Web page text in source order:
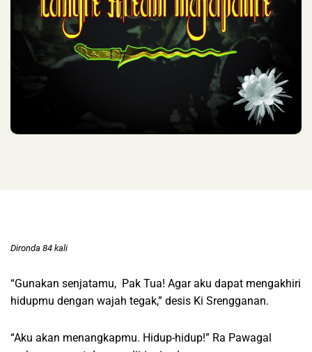
Dironda 84 kali
“Gunakan senjatamu, Pak Tua! Agar aku dapat mengakhiri
hidupmu dengan wajah tegak,” desis Ki Srengganan.
“Aku akan menangkapmu. Hidup-hidup!” Ra Pawagal